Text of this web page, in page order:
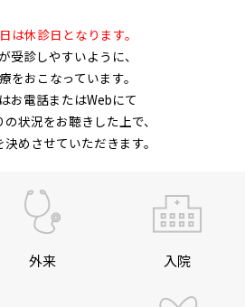
は休診日となります。
受診しやすいように、
をおこなっています。
お電話またはWebにて
状況をお聴きした上で、
めさせていただきます。
外来 入院